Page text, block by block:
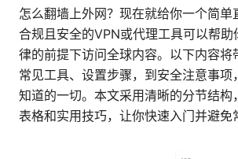
怎么翻墙上外网？现在就给你一个简单
合规且安全的VPN或代理工具可以帮助
律的前提下访问全球内容。以下内容将
常见工具、设置步骤，到安全注意事项
知道的一切。本文采用清晰的分节结构
表格和实用技巧，让你快速入门并避免